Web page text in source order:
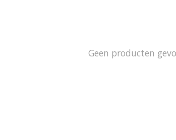
Geen producten